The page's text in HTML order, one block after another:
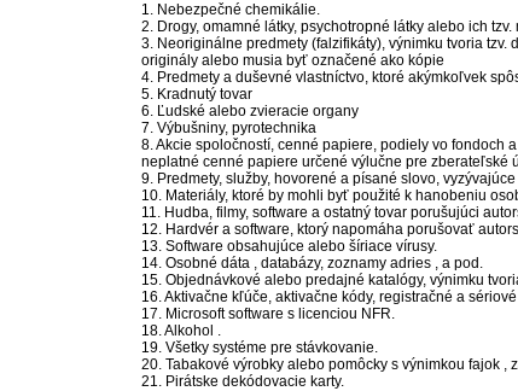
1. Nebezpečné chemikálie.
2. Drogy, omamné látky, psychotropné látky alebo ich tzv.
3. Neoriginálne predmety (falzifikáty), výnimku tvoria
originály alebo musia byť označené ako kópie
4. Predmety a duševné vlastníctvo, ktoré akýmkoľvek
5. Kradnutý tovar
6. Ľudské alebo zvieracie organy
7. Výbušniny, pyrotechnika
8. Akcie spoločností, cenné papiere, podiely vo fondoch
neplatné cenné papiere určené výlučne pre zberateľské
9. Predmety, služby, hovorené a písané slovo,
10. Materiály, ktoré by mohli byť použité k hanobeniu
11. Hudba, filmy, software a ostatný tovar porušujúci
12. Hardvér a software, ktorý napomáha porušovať
13. Software obsahujúce alebo šíriace vírusy.
14. Osobné dáta , databázy, zoznamy adries , a pod.
15. Objednávkové alebo predajné katalógy, výnimku
16. Aktivačne kľúče, aktivačne kódy, registračné a
17. Microsoft software s licenciou NFR.
18. Alkohol .
19. Všetky systéme pre stávkovanie.
20. Tabakové výrobky alebo pomôcky s výnimkou fajok
21. Pirátske dekódovacie karty.